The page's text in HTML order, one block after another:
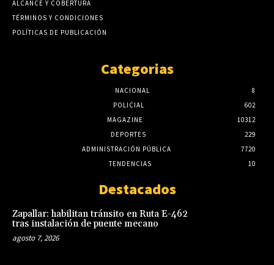
ALCANCE Y COBERTURA
TÉRMINOS Y CONDICIONES
POLÍTICAS DE PUBLICACIÓN
Categorias
NACIONAL
8
POLICIAL
602
MAGAZINE
10312
DEPORTES
229
ADMINISTRACIÓN PÚBLICA
7720
TENDENCIAS
10
Destacados
Zapallar: habilitan tránsito en Ruta E-462
tras instalación de puente mecano
agosto 7, 2026